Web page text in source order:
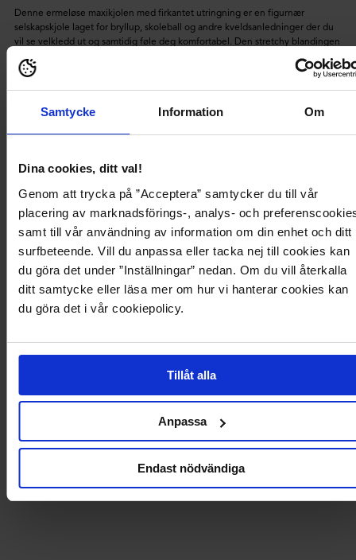
Samtycke Information Om
Dina cookies, ditt val!
Genom att trycka på ”Acceptera” samtycker du till vår
placering av marknadsförings-, analys- och
samt till vår användning av information om din enhet och ditt
surfbeteende. Vill du anpassa eller tacka nej till cookies kan
du göra det under ”Inställningar” nedan. Om du vill återkalla
ditt samtycke eller läsa mer om hur vi hanterar cookies kan
du göra det i vår cookiepolicy.
Tillåt alla
Anpassa
Endast nödvändiga
Denne ermeløse maxikjolen med firkantet utringning er en figurnær
selskapskjole laget for bryllup, skoleball og andre kveldsanledninger der du
vil se velkledd ut og samtidig føle deg komfortabel. Den stretchy blandingen
mens den dype blåfargen og den høye splitten gir et rent og selvsikkert
En markert søm i midjen fremhever silhuetten, og den rette firkantede
flatterende uttrykk. Den er fôret for ekstra komfort og dekning, og beveger
gjør den til et godt valg som brudepikekjole, bryllupsgjestkjole eller ballkjole
Passform: Figurnær med stretch for komfort
Lengde: Maxi, 148 cm fra skulderen i størrelse S
Utringning: Firkantet utringning
Design: Ermeløs med markert søm i midjen og høy splitt
Materiale: Fôret blanding med resirkulert polyester
Anledning: Brudepike, bryllupsgjest, skoleball og formelle
Levering og betaling